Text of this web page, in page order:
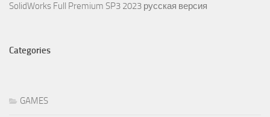
SolidWorks Full Premium SP3 2023 русская версия
Categories
GAMES